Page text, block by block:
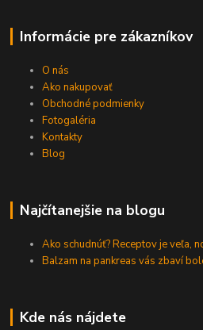
Informácie pre zákazníkov
O nás
Ako nakupovať
Obchodné podmienky
Fotogaléria
Kontakty
Blog
Najčítanejšie na blogu
Ako schudnúť? Receptov je veľa,
Balzam na pankreas vás zbaví
Kde nás nájdete